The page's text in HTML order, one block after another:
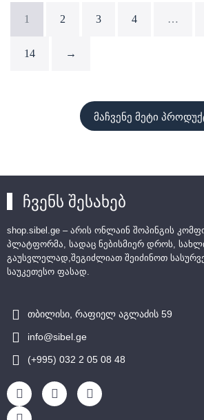
1 2 3 4 …
14 →
მაჩვენე მეტი
ჩვენს შესახებ
shop.sibel.ge – არის ონლაინ შოპინგის
პლატფორმა, სადაც ნებისმიერ დროს,
გაუსვლელად,შეგიძლიათ შეიძინოთ
საუკეთესო ფასად.
თბილისი, რაფიელ აგლაძის 59
info@sibel.ge
(+995) 032 2 05 08 48